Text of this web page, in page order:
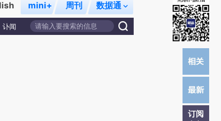
mini+ 周刊 数据通
讣闻
订阅